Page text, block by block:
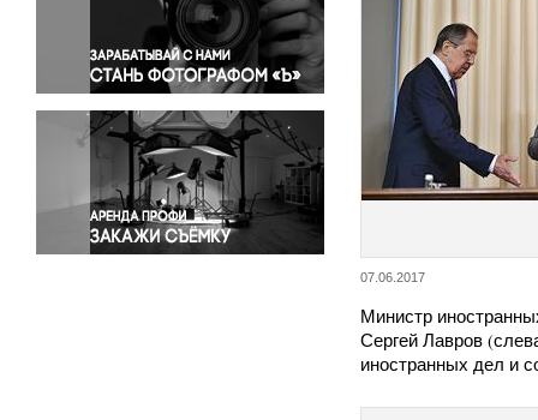
Правосудие
Происшествия и конфликты
Религия
Светская жизнь
Спорт
Экология
Экономика и бизнес
07.06.2017
Министр
Сергей Лавров
иностранных дел и